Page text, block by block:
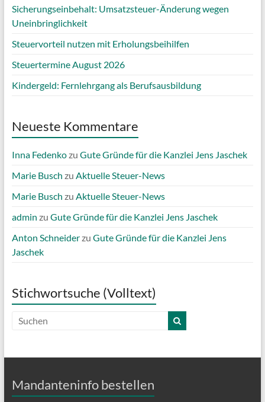
Sicherungseinbehalt: Umsatzsteuer-Änderung wegen
Uneinbringlichkeit
Steuervorteil nutzen mit Erholungsbeihilfen
Steuertermine August 2026
Kindergeld: Fernlehrgang als Berufsausbildung
Neueste Kommentare
Inna Fedenkozu Gute Gründe für die Kanzlei Jens Jaschek
Marie Busch zu Aktuelle Steuer-News
Marie Busch zu Aktuelle Steuer-News
admin zu Gute Gründe für die Kanzlei Jens Jaschek
Anton Schneiderzu Gute Gründe für die Kanzlei Jens
Jaschek
Stichwortsuche (Volltext)
Mandanteninfo bestellen